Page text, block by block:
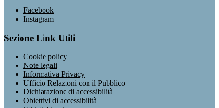
Facebook
Instagram
Sezione Link Utili
Cookie policy
Note legali
Informativa Privacy
Ufficio Relazioni con il Pubblico
Dichiarazione di accessibilità
Obiettivi di accessibilità